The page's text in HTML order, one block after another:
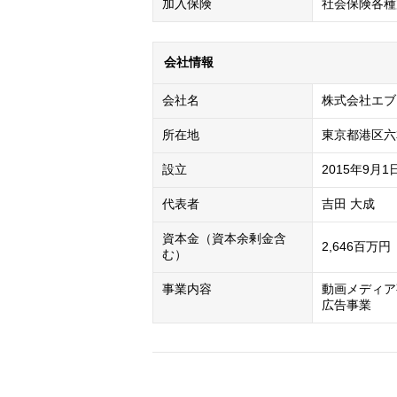
加入保険 社会保険各
会社情報
会社名 株式会社エ
所在地 東京都港区
設立 2015年9月1
代表者 吉田 大成
資本金（資本余剰金含
む）
2,646百万円
事業内容
動画メディ
広告事業